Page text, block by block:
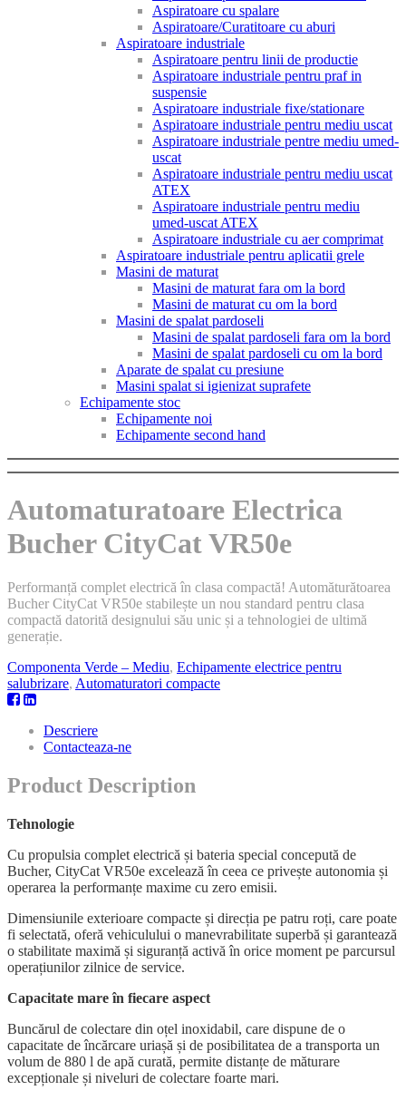
Aspiratoare cu spalare
Aspiratoare/Curatitoare cu aburi
Aspiratoare industriale
Aspiratoare pentru linii de productie
Aspiratoare industriale pentru praf in
suspensie
Aspiratoare industriale fixe/stationare
Aspiratoare industriale pentru mediu uscat
Aspiratoare industriale pentre mediu umed-
uscat
Aspiratoare industriale pentru mediu uscat
ATEX
Aspiratoare industriale pentru mediu
umed-uscat ATEX
Aspiratoare industriale cu aer comprimat
Aspiratoare industriale pentru aplicatii grele
Masini de maturat
Masini de maturat fara om la bord
Masini de maturat cu om la bord
Masini de spalat pardoseli
Masini de spalat pardoseli fara om la bord
Masini de spalat pardoseli cu om la bord
Aparate de spalat cu presiune
Masini spalat si igienizat suprafete
Echipamente stoc
Echipamente noi
Echipamente second hand
Automaturatoare Electrica
Bucher CityCat VR50e
Performanță complet electrică în clasa compactă! Automăturătoarea
Bucher CityCat VR50e stabilește un nou standard pentru clasa
compactă datorită designului său unic și a tehnologiei de ultimă
generație.
Componenta Verde – Mediu, Echipamente electrice pentru
salubrizare, Automaturatori compacte
Descriere
Contacteaza-ne
Product Description
Tehnologie
Cu propulsia complet electrică și bateria special concepută de
Bucher, CityCat VR50e excelează în ceea ce privește autonomia și
operarea la performanțe maxime cu zero emisii.
Dimensiunile exterioare compacte și direcția pe patru roți, care poate
fi selectată, oferă vehiculului o manevrabilitate superbă și garantează
o stabilitate maximă și siguranță activă în orice moment pe parcursul
operațiunilor zilnice de service.
Capacitate mare în fiecare aspect
Buncărul de colectare din oțel inoxidabil, care dispune de o
capacitate de încărcare uriașă și de posibilitatea de a transporta un
volum de 880 l de apă curată, permite distanțe de măturare
excepționale și niveluri de colectare foarte mari.